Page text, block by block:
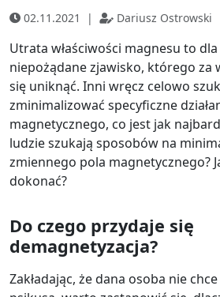
02.11.2021 | Dariusz Ostrowski
Utrata właściwości magnesu to
niepożądane zjawisko, którego za
się uniknąć. Inni wręcz celowo
zminimalizować specyficzne
magnetycznego, co jest jak
ludzie szukają sposobów na
zmiennego pola magnetycznego?
dokonać?
Do czego przydaje się
demagnetyzacja?
Zakładając, że dana osoba nie